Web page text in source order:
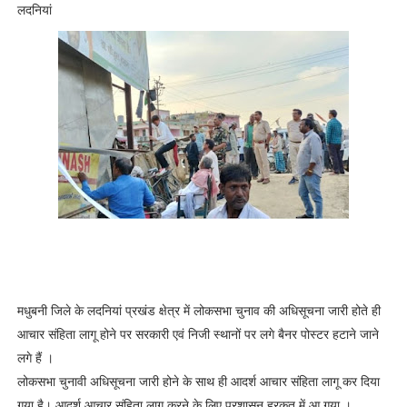
लदनियां
मधुबनी जिले के लदनियां प्रखंड क्षेत्र में लोकसभा चुनाव की अधिसूचना जारी होते ही
आचार संहिता लागू होने पर सरकारी एवं निजी स्थानों पर लगे बैनर पोस्टर हटाने जाने
लगे हैं ।
लोकसभा चुनावी अधिसूचना जारी होने के साथ ही आदर्श आचार संहिता लागू कर दिया